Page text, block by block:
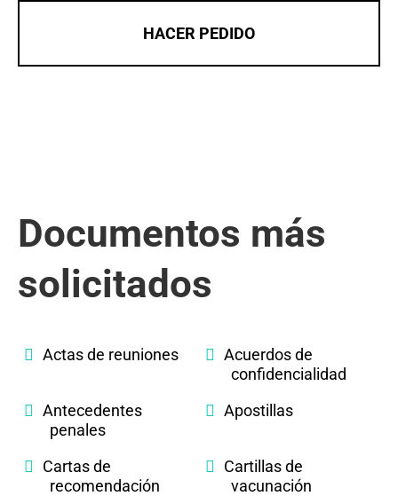
HACER PEDIDO
Documentos más
solicitados
Actas de reuniones
Acuerdos de
confidencialidad
Antecedentes
penales
Apostillas
Cartas de
recomendación
Cartillas de
vacunación